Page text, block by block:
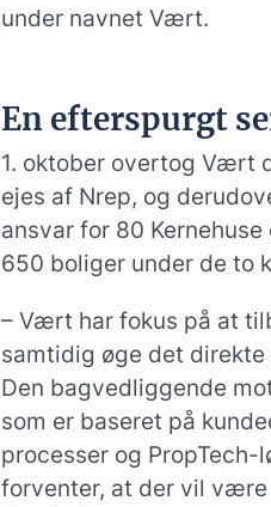
under navnet Vært.
En efterspurgt
1. oktober overtog Vært
ejes af Nrep, og
ansvar for 80
650 boliger under de to
– Vært har fokus på at
samtidig øge det
Den bagvedliggende
som er baseret på
processer og PropTech-
forventer, at der vil være